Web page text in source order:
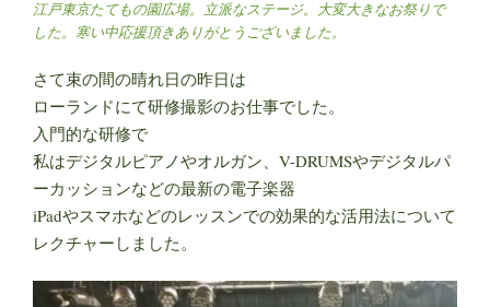
江戸東京たてもの園広場。立派なステージ。大変大きなお祭りで
した。寒い中応援頂きありがとうございました。
さて束の間の晴れ日の昨日は
ローランドにて研修撮影のお仕事でした。
入門的な研修で
私はデジタルピアノやオルガン、V-DRUMSやデジタルパ
ーカッションなどの最新の電子楽器
iPadやスマホなどのレッスンでの効果的な活用法について
レクチャーしました。